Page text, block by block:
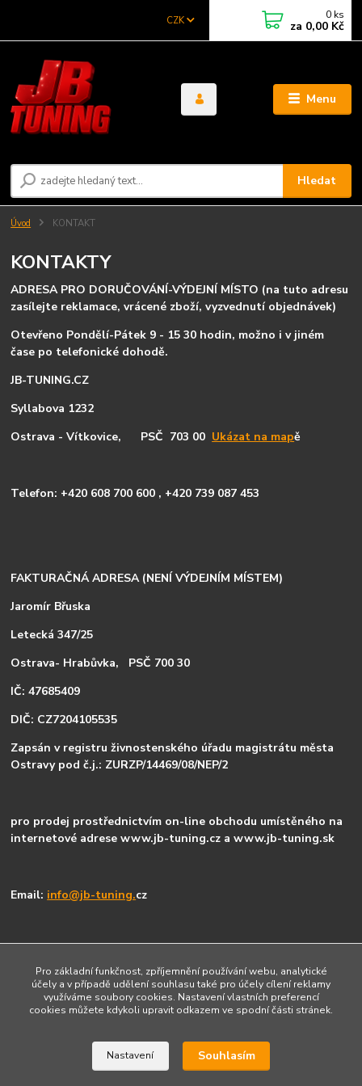
Menu
CZK
Hledat
0 ks
za 0,00 Kč
Úvod KONTAKT
KONTAKTY
ADRESA PRO DORUČOVÁNÍ-VÝDEJNÍ MÍSTO (na tuto adresu
zasílejte reklamace, vrácené zboží, vyzvednutí objednávek)
Otevřeno Pondělí-Pátek 9 - 15 30 hodin, možno i v jiném
čase po telefonické dohodě.
JB-TUNING.CZ
Syllabova 1232
Ostrava - Vítkovice, PSČ 703 00 Ukázat na mapě
Telefon: +420 608 700 600 , +420 739 087 453
FAKTURAČNÁ ADRESA (NENÍ VÝDEJNÍM MÍSTEM)
Jaromír Břuska
Letecká 347/25
Ostrava- Hrabůvka, PSČ 700 30
IČ: 47685409
DIČ: CZ7204105535
Zapsán v registru živnostenského úřadu magistrátu města
Ostravy pod č.j.: ZURZP/14469/08/NEP/2
pro prodej prostřednictvím on-line obchodu umístěného na
internetové adrese www.jb-tuning.cz a www.jb-tuning.sk
Email: info@jb-tuning.cz
Upravit sběr cookies.
Pro základní funkčnost, zpříjemnění používání webu, analytické
účely a v případě udělení souhlasu také pro účely cílení reklamy
využíváme soubory cookies. Nastavení vlastních preferencí
cookies můžete kdykoli upravit odkazem ve spodní části stránek.
Nastavení Souhlasím